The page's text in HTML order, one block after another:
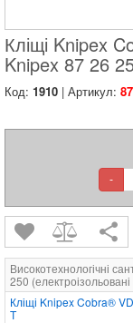
Кліщі Knipex
Knipex 87 26
Код: 1910 | Артикул:
-
Високотехнологічні
250
Кліщі Knipex Cobra®
T